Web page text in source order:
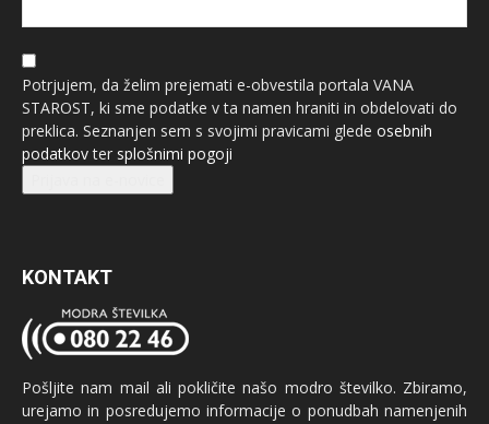
Potrjujem, da želim prejemati e-obvestila portala VANA
STAROST, ki sme podatke v ta namen hraniti in obdelovati do
preklica. Seznanjen sem s svojimi pravicami glede osebnih
podatkovter splošnimi pogoji
KONTAKT
Pošljite nam mail ali pokličite našo modro številko. Zbiramo,
urejamo in posredujemo informacije o ponudbah namenjenih